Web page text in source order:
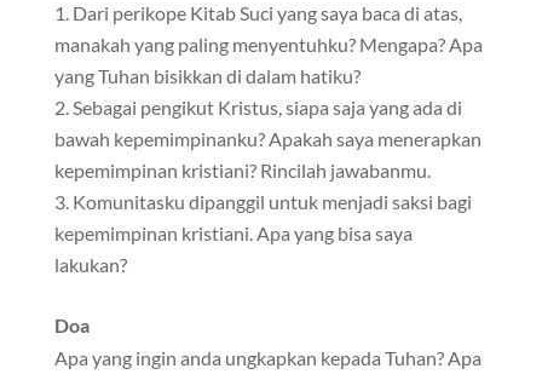
Dari perikope Kitab Suci yang saya baca di atas,
manakah yang paling menyentuhku? Mengapa? Apa
yang Tuhan bisikkan di dalam hatiku?
Sebagai pengikut Kristus, siapa saja yang ada di
bawah kepemimpinanku? Apakah saya menerapkan
kepemimpinan kristiani? Rincilah jawabanmu.
Komunitasku dipanggil untuk menjadi saksi bagi
kepemimpinan kristiani. Apa yang bisa saya
lakukan?
Doa
Apa yang ingin anda ungkapkan kepada Tuhan? Apa